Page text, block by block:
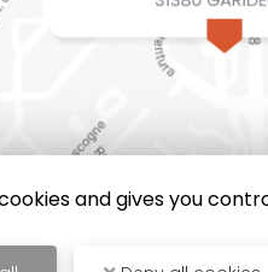
and gives you